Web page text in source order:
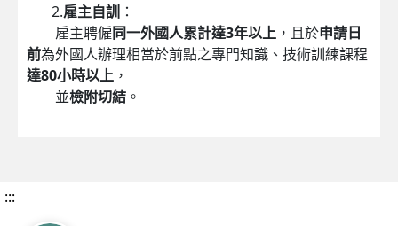
2.雇主自訓 ：
雇主聘僱同一外國人累計達3年以上 ，且於申請日
前為外國人辦理相當於前點之專門知識、技術訓練課程
達80小時以上 ，
並檢附切結 。
:::